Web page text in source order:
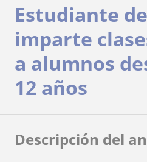
Estudiante
imparte
a alumnos
12 años
Descripción del